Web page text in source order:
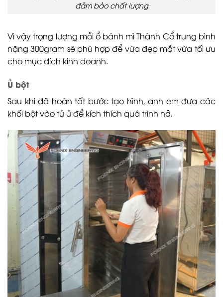
đảm bảo chất lượng
Vì vậy trọng lượng mỗi ổ bánh mì Thành Cổ trung bình
nặng 300gram sẽ phù hợp để vừa đẹp mắt vừa tối ưu
cho mục đích kinh doanh.
Ủ bột
Sau khi đã hoàn tất bước tạo hình, anh em đưa các
khối bột vào tủ ủ để kích thích quá trình nở.